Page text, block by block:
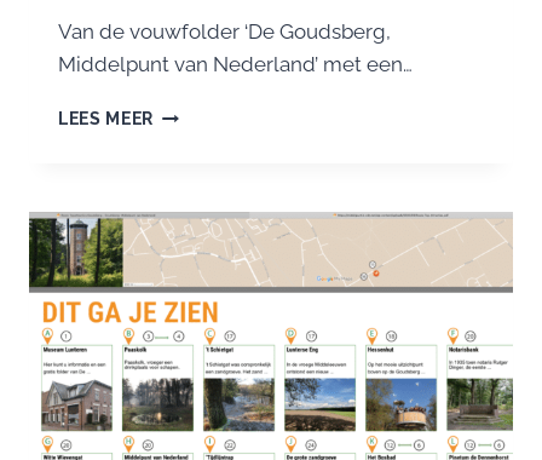
Van de vouwfolder ‘De Goudsberg,
Middelpunt van Nederland’ met een…
LEES MEER NIEUWE
GOUDSBERG
WANDELFOLDER